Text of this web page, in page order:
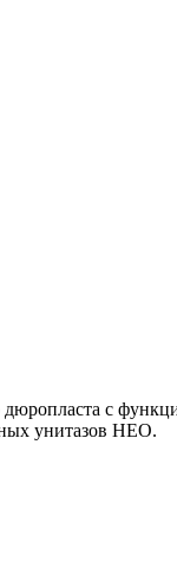
с
унитазов НЕО.